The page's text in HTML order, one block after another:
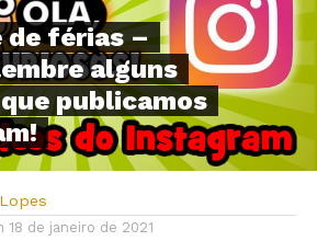
de férias –
alguns
publicamos
18 de janeiro de 2021